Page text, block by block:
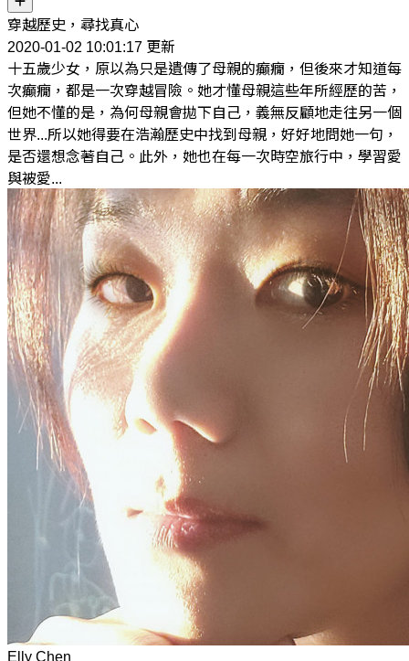
穿越歷史，尋找真心
2020-01-02 10:01:17 更新
十五歲少女，原以為只是遺傳了母親的癲癇，但後來才知道每
次癲癇，都是一次穿越冒險。她才懂母親這些年所經歷的苦，
但她不懂的是，為何母親會拋下自己，義無反顧地走往另一個
世界...所以她得要在浩瀚歷史中找到母親，好好地問她一句，
是否還想念著自己。此外，她也在每一次時空旅行中，學習愛
與被愛...
Elly Chen